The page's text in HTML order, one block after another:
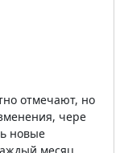
отмечают, но
чере
новые
месяц